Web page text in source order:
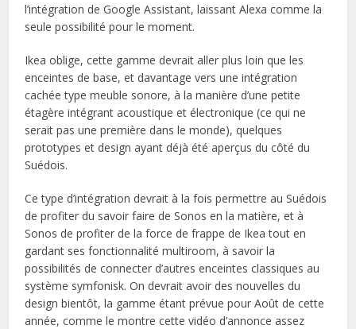
l’intégration de Google Assistant, laissant Alexa comme la
seule possibilité pour le moment.
Ikea oblige, cette gamme devrait aller plus loin que les
enceintes de base, et davantage vers une intégration
cachée type meuble sonore, à la manière d’une petite
étagère intégrant acoustique et électronique (ce qui ne
serait pas une première dans le monde), quelques
prototypes et design ayant déjà été aperçus du côté du
Suédois.
Ce type d’intégration devrait à la fois permettre au Suédois
de profiter du savoir faire de Sonos en la matière, et à
Sonos de profiter de la force de frappe de Ikea tout en
gardant ses fonctionnalité multiroom, à savoir la
possibilités de connecter d’autres enceintes classiques au
système symfonisk. On devrait avoir des nouvelles du
design bientôt, la gamme étant prévue pour Août de cette
année, comme le montre cette vidéo d’annonce assez